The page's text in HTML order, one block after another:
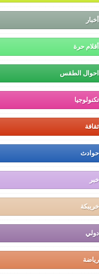
أخبار
أقلام حرة
احوال الطقس
تكنولوجيا
ثقافة
حوادث
خبر
خريبكة
دولي
رياضة